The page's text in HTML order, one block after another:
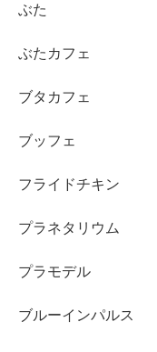
ぶた
ぶたカフェ
ブタカフェ
ブッフェ
フライドチキン
プラネタリウム
プラモデル
ブルーインパルス